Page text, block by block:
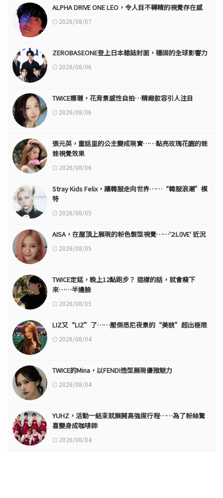
ALPHA DRIVE ONE LEO，令人目不轉睛的視覺存在感
2026/08/07
ZEROBASEONE登上日本雜誌封面，穩固的全球影響力
2026/08/06
TWICE娜璉，花背景感性自拍…精緻妝容引人注目
2026/08/06
張元英，童話里的公主變成現實……點亮玫瑰花園的娃
娃視覺效果
2026/08/06
Stray Kids Felix，讓韓服走向世界……“韓服浪潮”模
特
2026/08/05
AISA，在屋頂上展現的粉色髮型視覺……'2:L0VE' 近況
2026/08/05
TWICE定延，晚上12點跑步？ 這樣的話，就會瘦下
來……半邊臉
2026/08/05
LIZ又“LIZ”了……壓倒悉尼夜景的“美貌”超出極限
2026/08/04
TWICE的Mina，以FENDI造型展現優雅魅力
2026/08/04
YUHZ，活動一結束就展開高強度行程……為了粉絲驚
喜變身成咖啡師
2026/08/04